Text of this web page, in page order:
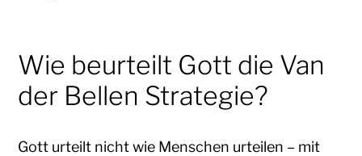
Wie beurteilt Gott die Van
der Bellen Strategie?
Gott urteilt nicht wie Menschen urteilen – mit